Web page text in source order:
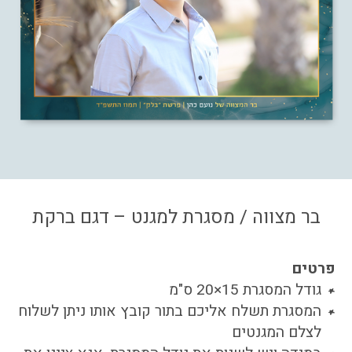
צור קשר
איזור אישי
בר מצווה / מסגרת למגנט – דגם ברקת
פרטים
גודל המסגרת 15×20 ס"מ
המסגרת תשלח אליכם בתור קובץ אותו ניתן לשלוח
לצלם המגנטים